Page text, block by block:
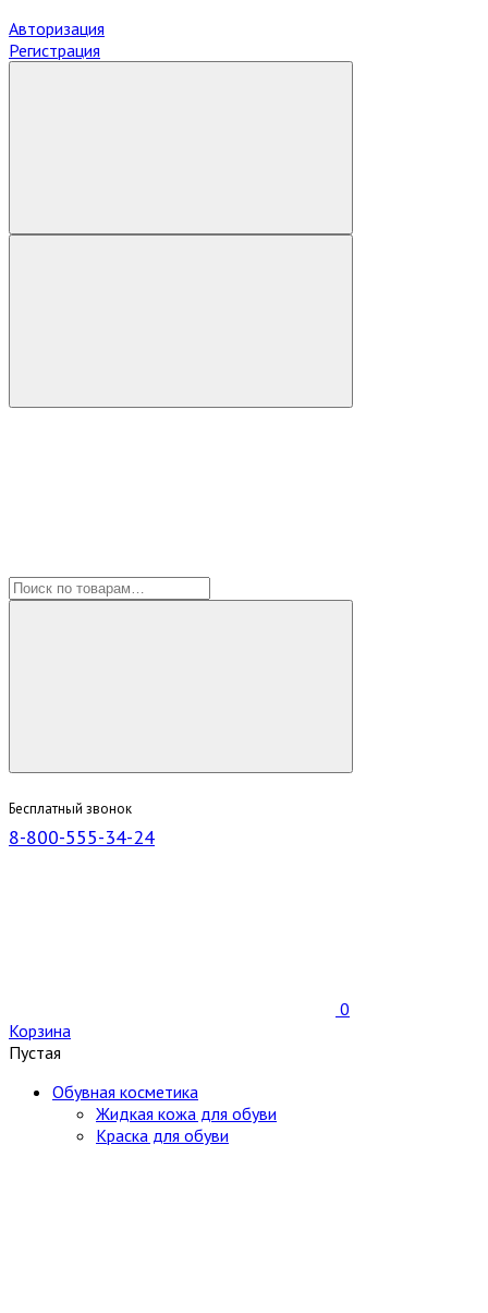
Авторизация
Регистрация
Бесплатный звонок
8-800-555-34-24
0
Корзина
Пустая
Обувная косметика
Жидкая кожа для обуви
Краска для обуви